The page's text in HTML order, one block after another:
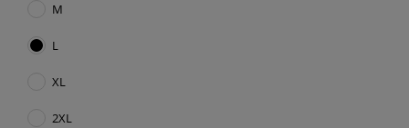
M
L
XL
2XL